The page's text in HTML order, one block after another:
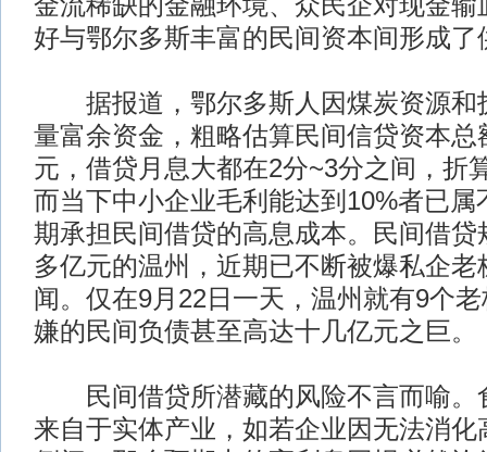
好与鄂尔多斯丰富的民间资本间形成了
据报道，鄂尔多斯人因煤炭资源和
量富余资金，粗略估算民间信贷资本总
元，借贷月息大都在2分~3分之间，折
而当下中小企业毛利能达到10%者已属
期承担民间借贷的高息成本。民间借贷
多亿元的温州，近期已不断被爆私企老
闻。仅在9月22日一天，温州就有9个
嫌的民间负债甚至高达十几亿元之巨。
民间借贷所潜藏的风险不言而喻。
来自于实体产业，如若企业因无法消化